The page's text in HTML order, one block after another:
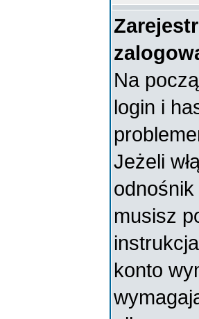
Na
login i
Jeżeli
odnośnik
musisz
konto